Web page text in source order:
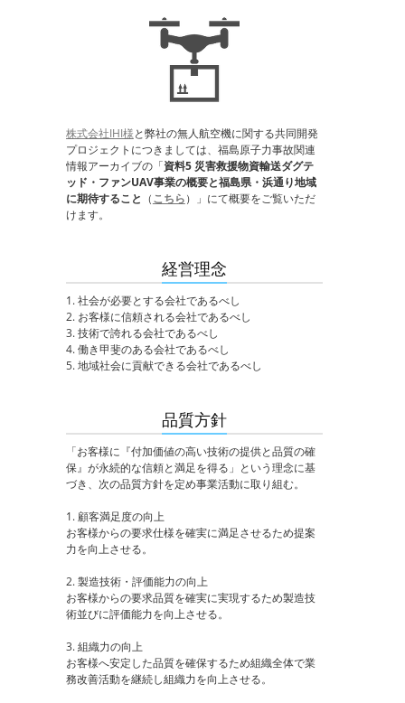
株式会社IHI様と弊社の無人航空機に関する共同開発
プロジェクトにつきましては、福島原子力事故関連
情報アーカイブの「資料5 災害救援物資輸送ダグテ
ッド・ファンUAV事業の概要と福島県・浜通り地域
に期待すること （こちら）」にて概要をご覧いただ
けます。
経営理念
1. 社会が必要とする会社であるべし
2. お客様に信頼される会社であるべし
3. 技術で誇れる会社であるべし
4. 働き甲斐のある会社であるべし
5. 地域社会に貢献できる会社であるべし
品質方針
「お客様に『付加価値の高い技術の提供と品質の確
保』が永続的な信頼と満足を得る」という理念に基
づき、次の品質方針を定め事業活動に取り組む。
1. 顧客満足度の向上
お客様からの要求仕様を確実に満足させるため提案
力を向上させる。
2. 製造技術・評価能力の向上
お客様からの要求品質を確実に実現するため製造技
術並びに評価能力を向上させる。
3. 組織力の向上
お客様へ安定した品質を確保するため組織全体で業
務改善活動を継続し組織力を向上させる。